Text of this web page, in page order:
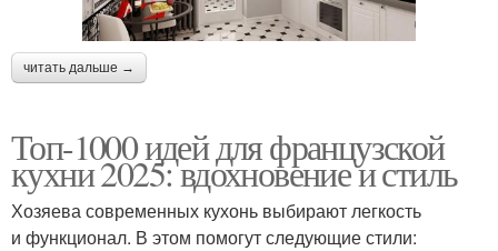
читать дальше →
Топ-1000 идей для французской
кухни 2025: вдохновение и стиль
Хозяева современных кухонь выбирают легкость
и функционал. В этом помогут следующие стили: